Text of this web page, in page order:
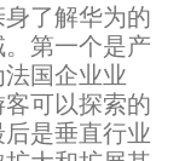
了解华为的
第一个是产
国企业业
可以探索的
是垂直行业